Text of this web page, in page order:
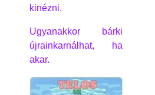
kinézni.
Ugyanakkor bárki
újrainkarnálhat, ha
akar.